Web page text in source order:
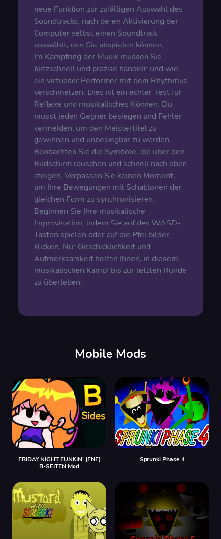
neue Funktion zur zufälligen Auswahl des
Soundtracks, nach deren Aktivierung der
Computer selbst einen Soundtrack
auswählt, den Sie abspielen können.
Im Kampfring der Musik müssen Sie
blitzschnell und präzise handeln und wie
ein virtuoser Performer mit dem Rhythmus
verschmelzen. Dies ist ein echter Test für
Reflexe und musikalisches Können. Du
musst jeden Gegner besiegen und Fehler
vermeiden, um den Meistertitel zu
gewinnen und unbesiegbar zu werden.
Beobachten Sie die Symbole, die über den
Bildschirm rauschen und schnell nach oben
steigen. Verpassen Sie keinen Moment,
um Ihre Bewegungen mit Schablonen der
gleichen Form zu synchronisieren.
Beginnen Sie Ihre musikalische
Improvisation, indem Sie auf den WASD-
Tasten spielen oder auf die Pfeilbilder
klicken. Nur Geschicklichkeit und
Aufmerksamkeit helfen Ihnen, in diesem
musikalischen Kampf bis zur letzten Runde
zu überleben.
Mobile Mods
FRIDAY NIGHT FUNKIN' (FNF)
B-SEITEN Mod
Sprunki Phase 4